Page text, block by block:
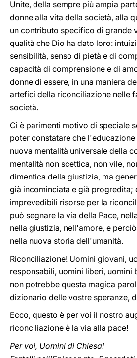
Unite, della sempre più ampia
donne alla vita della società, alla
un contributo specifico di grande
qualità che Dio ha dato loro:
sensibilità, senso di pietà e di
capacità di comprensione e di
donne di essere, in una maniera
artefici della riconciliazione nelle
società.
Ci è parimenti motivo di speciale
poter constatare che
nuova mentalità universale della
mentalità non scettica, non vile,
dimentica della giustizia, ma
già incominciata e già progredita;
imprevedibili risorse per la
può segnare la via della Pace,
nella giustizia, nell'amore, e
nella nuova storia dell'umanità.
Riconciliazione! Uomini giovani,
responsabili, uomini liberi, uomini
non potrebbe questa magica
dizionario delle vostre speranze,
Ecco, questo è per voi il nostro
riconciliazione è la via alla pace!
Per voi, Uomini di Chiesa!